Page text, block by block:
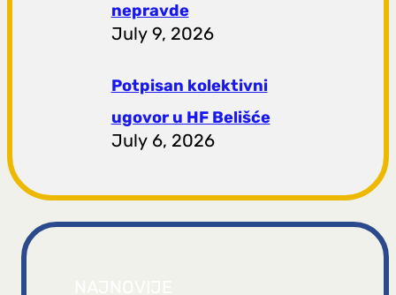
nepravde
July 9, 2026
Potpisan kolektivni
ugovor u HF Belišće
July 6, 2026